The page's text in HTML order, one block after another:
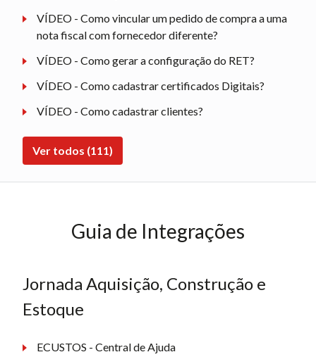
VÍDEO - Como vincular um pedido de compra a uma
nota fiscal com fornecedor diferente?
VÍDEO - Como gerar a configuração do RET?
VÍDEO - Como cadastrar certificados Digitais?
VÍDEO - Como cadastrar clientes?
Ver todos (111)
Guia de Integrações
Jornada Aquisição, Construção e
Estoque
ECUSTOS - Central de Ajuda